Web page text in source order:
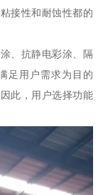
接性和耐蚀性都的
、抗静电彩涂、隔
足用户需求为目的
此，用户选择功能